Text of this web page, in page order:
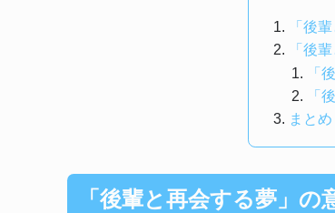
「後
「後
「
「
まとめ
「後輩と再会する夢」の